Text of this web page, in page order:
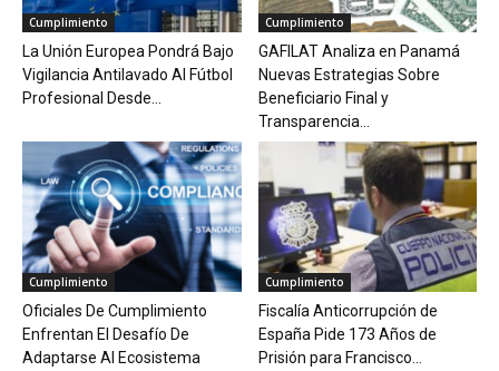
Cumplimiento
La Unión Europea Pondrá Bajo
Vigilancia Antilavado Al Fútbol
Profesional Desde...
Cumplimiento
GAFILAT Analiza en Panamá
Nuevas Estrategias Sobre
Beneficiario Final y
Transparencia...
Cumplimiento
Oficiales De Cumplimiento
Enfrentan El Desafío De
Adaptarse Al Ecosistema
Cumplimiento
Fiscalía Anticorrupción de
España Pide 173 Años de
Prisión para Francisco...